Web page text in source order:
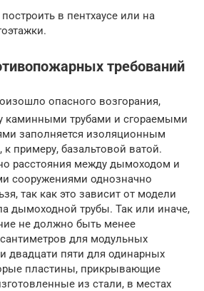
в пентхаусе или на
требований
опасного возгорания,
каминными трубами и сгораемыми
заполняется изоляционным
к примеру, базальтовой ватой.
расстояния между дымоходом и
сооружениями однозначно
так как это зависит от модели
дымоходной трубы. Так или иначе,
не должно быть менее
для модульных
двадцати пяти для одинарных
пластины, прикрывающие
из стали, в местах